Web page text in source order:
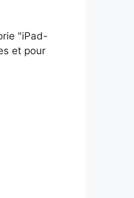
"iPad-
et pour